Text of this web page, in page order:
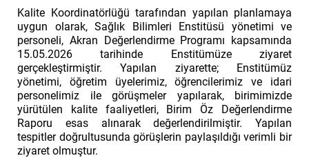
Kalite Koordinatörlüğü tarafından yapılan planlamaya
uygun olarak, Sağlık Bilimleri Enstitüsü yönetimi ve
personeli, Akran Değerlendirme Programı kapsamında
15.05.2026 tarihinde Enstitümüze ziyaret
gerçekleştirmiştir. Yapılan ziyarette; Enstitümüz
yönetimi, öğretim üyelerimiz, öğrencilerimiz ve idari
personelimiz ile görüşmeler yapılarak, birimimizde
yürütülen kalite faaliyetleri, Birim Öz Değerlendirme
Raporu esas alınarak değerlendirilmiştir. Yapılan
tespitler doğrultusunda görüşlerin paylaşıldığı verimli bir
ziyaret olmuştur.